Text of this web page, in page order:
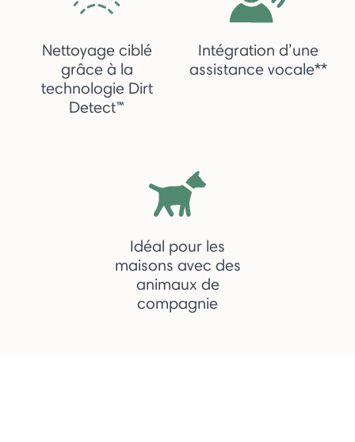
Nettoyage ciblé
grâce à la
technologie Dirt
Detect™
Intégration d’une
assistance vocale**
Idéal pour les
maisons avec des
animaux de
compagnie